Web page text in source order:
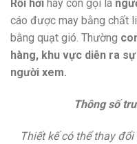
Rối hơi hay còn gọi là
cáo được may bằng chất
bằng quạt gió. Thường
hàng, khu vực diễn ra
người xem.
Thông số
Thiết kế có thể thay